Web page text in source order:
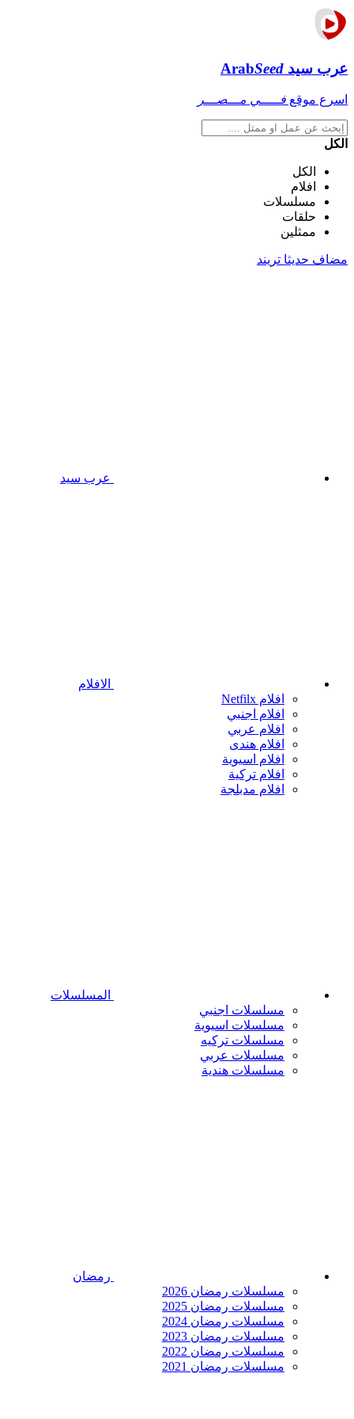
عرب سيد ArabSeed
اسرع موقع فـــــي مـــصـــر
الكل
الكل
افلام
مسلسلات
حلقات
ممثلين
مضاف حديثا تريند
عرب سيد
الافلام
افلام Netfilx
افلام اجنبي
افلام عربي
افلام هندى
افلام اسيوية
افلام تركية
افلام مدبلجة
المسلسلات
مسلسلات اجنبي
مسلسلات اسيوية
مسلسلات تركيه
مسلسلات عربي
مسلسلات هندية
رمضان
مسلسلات رمضان 2026
مسلسلات رمضان 2025
مسلسلات رمضان 2024
مسلسلات رمضان 2023
مسلسلات رمضان 2022
مسلسلات رمضان 2021